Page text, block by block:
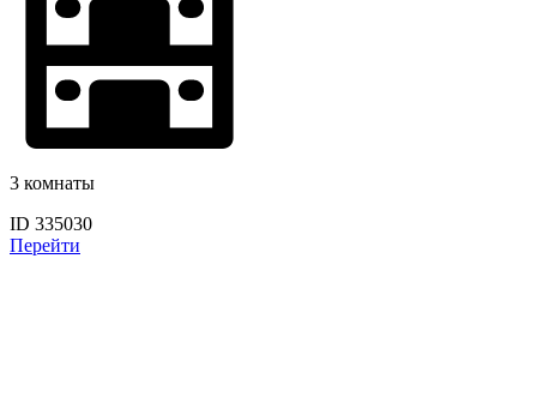
3 комнаты
ID 335030
Перейти